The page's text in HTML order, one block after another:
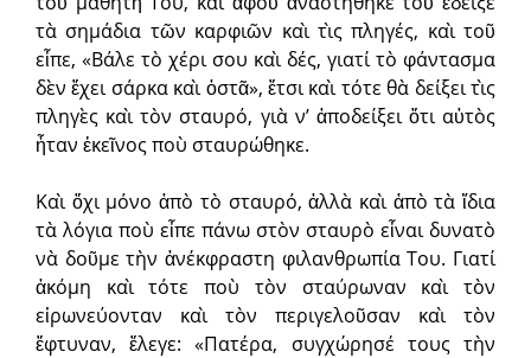
τὰ σημάδια τῶν καρφιῶν καὶ τὶς πληγές, καὶ τοῦ
εἶπε, «Βάλε τὸ χέρι σου καὶ δές, γιατί τὸ φάντασμα
δὲν ἔχει σάρκα καὶ ὀστᾶ», ἔτσι καὶ τότε θὰ δείξει τὶς
πληγὲς καὶ τὸν σταυρό, γιὰ ν’ ἀποδείξει ὅτι αὐτὸς
ἦταν ἐκεῖνος ποὺ σταυρώθηκε.
Καὶ ὄχι μόνο ἀπὸ τὸ σταυρό, ἀλλὰ καὶ ἀπὸ τὰ ἴδια
τὰ λόγια ποὺ εἶπε πάνω στὸν σταυρὸ εἶναι δυνατὸ
νὰ δοῦμε τὴν ἀνέκφραστη φιλανθρωπία Του. Γιατί
ἀκόμη καὶ τότε ποὺ τὸν σταύρωναν καὶ τὸν
εἰρωνεύονταν καὶ τὸν περιγελοῦσαν καὶ τὸν
ἔφτυναν, ἔλεγε: «Πατέρα, συγχώρησέ τους τὴν